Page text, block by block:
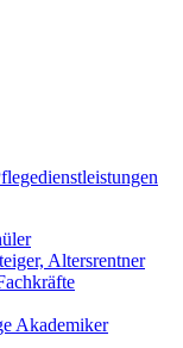
Altersrentner
Akademiker